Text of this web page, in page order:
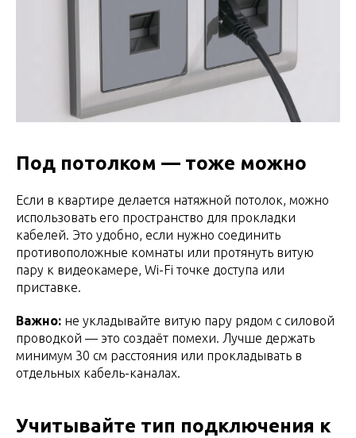
Под потолком — тоже можно
Если в квартире делается натяжной потолок, можно
использовать его пространство для прокладки
кабелей. Это удобно, если нужно соединить
противоположные комнаты или протянуть витую
пару к видеокамере, Wi-Fi точке доступа или
приставке.
Важно: не укладывайте витую пару рядом с силовой
проводкой — это создаёт помехи. Лучше держать
минимум 30 см расстояния или прокладывать в
отдельных кабель-каналах.
Учитывайте тип подключения к